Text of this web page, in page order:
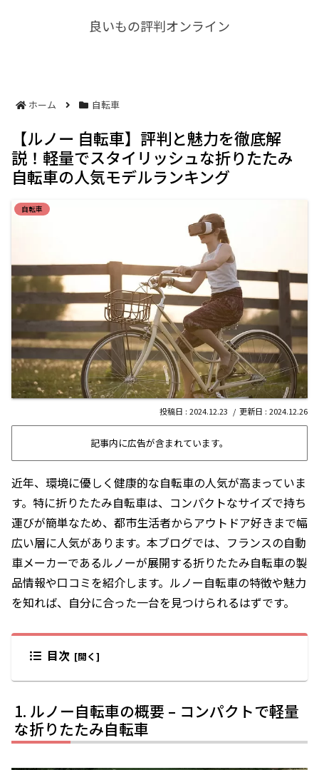
良いもの評判オンライン
ホーム 自転車
【ルノー 自転車】評判と魅力を徹底解
説！軽量でスタイリッシュな折りたたみ
自転車の人気モデルランキング
自転車
2024.12.23 2024.12.26
記事内に広告が含まれています。
近年、環境に優しく健康的な自転車の人気が高まっていま
す。特に折りたたみ自転車は、コンパクトなサイズで持ち
運びが簡単なため、都市生活者からアウトドア好きまで幅
広い層に人気があります。本ブログでは、フランスの自動
車メーカーであるルノーが展開する折りたたみ自転車の製
品情報や口コミを紹介します。ルノー自転車の特徴や魅力
を知れば、自分に合った一台を見つけられるはずです。
目次
ルノー自転車の概要 – コンパクトで軽量
な折りたたみ自転車